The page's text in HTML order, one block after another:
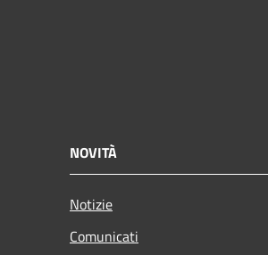
NOVITÀ
Notizie
Comunicati